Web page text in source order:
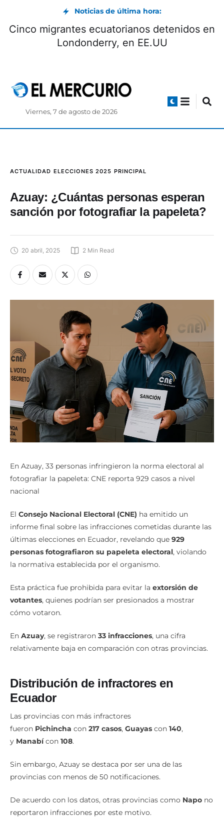
Noticias de última hora:
Cinco migrantes ecuatorianos detenidos en
Londonderry, en EE.UU
Viernes, 7 de agosto de 2026
ACTUALIDAD ELECCIONES 2025 PRINCIPAL
Azuay: ¿Cuántas personas esperan
sanción por fotografiar la papeleta?
20 abril, 2025 2 Min Read
En Azuay, 33 personas infringieron la norma electoral al
fotografiar la papeleta: CNE reporta 929 casos a nivel
nacional
El Consejo Nacional Electoral (CNE) ha emitido un
informe final sobre las infracciones cometidas durante las
últimas elecciones en Ecuador, revelando que 929
personas fotografiaron su papeleta electoral, violando
la normativa establecida por el organismo.
Esta práctica fue prohibida para evitar la extorsión de
votantes, quienes podrían ser presionados a mostrar
cómo votaron.
En Azuay, se registraron 33 infracciones, una cifra
relativamente baja en comparación con otras provincias.
Distribución de infractores en
Ecuador
Las provincias con más infractores
fueron Pichincha con 217 casos, Guayas con 140,
y Manabícon 108.
Sin embargo, Azuay se destaca por ser una de las
provincias con menos de 50 notificaciones.
De acuerdo con los datos, otras provincias como Napo no
reportaron infracciones por este motivo.